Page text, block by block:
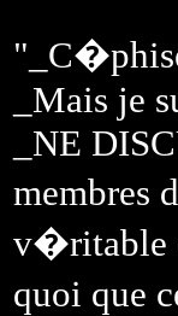
_Mais je
_NE
membres
v�ritable
quoi que